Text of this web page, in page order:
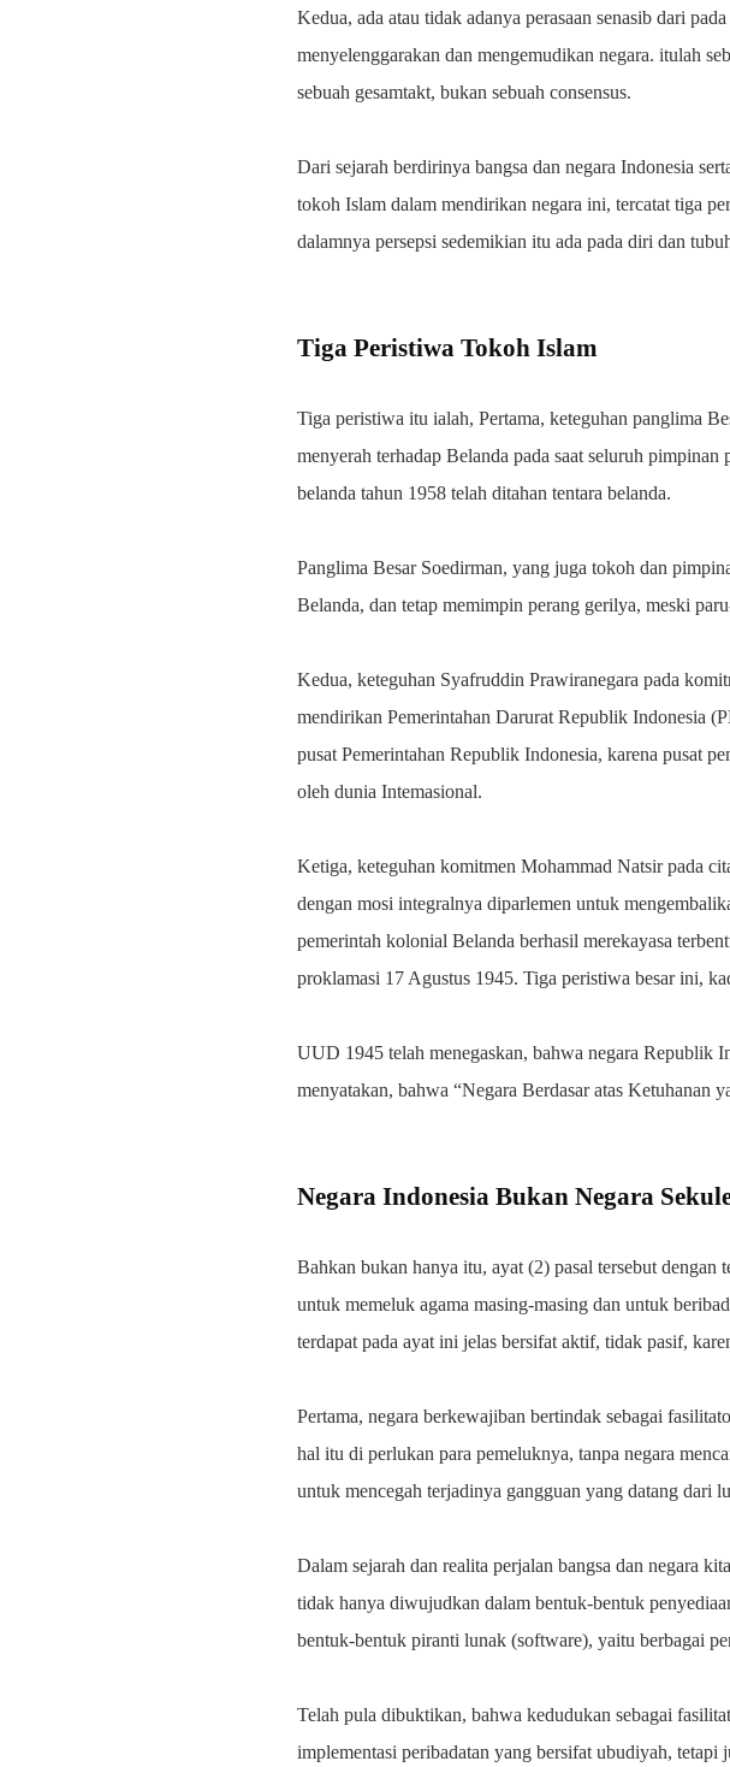
Kedua, ada atau tidak adanya perasaan senasib dari
menyelenggarakan dan mengemudikan negara. itulah
sebuah gesamtakt, bukan sebuah consensus.
Dari sejarah berdirinya bangsa dan negara Indonesia
tokoh Islam dalam mendirikan negara ini, tercatat tiga
dalamnya persepsi sedemikian itu ada pada diri dan
Tiga Peristiwa Tokoh Islam
Tiga peristiwa itu ialah, Pertama, keteguhan panglima
menyerah terhadap Belanda pada saat seluruh
belanda tahun 1958 telah ditahan tentara belanda.
Panglima Besar Soedirman, yang juga tokoh dan
Belanda, dan tetap memimpin perang gerilya, meski
Kedua, keteguhan Syafruddin Prawiranegara pada
mendirikan Pemerintahan Darurat Republik Indonesia
pusat Pemerintahan Republik Indonesia, karena pusat
oleh dunia Intemasional.
Ketiga, keteguhan komitmen Mohammad Natsir pada
dengan mosi integralnya diparlemen untuk
pemerintah kolonial Belanda berhasil merekayasa
proklamasi 17 Agustus 1945. Tiga peristiwa besar ini,
UUD 1945 telah menegaskan, bahwa negara Republik
menyatakan, bahwa “Negara Berdasar atas Ketuhanan
Negara Indonesia Bukan Negara
Bahkan bukan hanya itu, ayat (2) pasal tersebut
untuk memeluk agama masing-masing dan untuk
terdapat pada ayat ini jelas bersifat aktif, tidak pasif,
Pertama, negara berkewajiban bertindak sebagai
hal itu di perlukan para pemeluknya, tanpa negara
untuk mencegah terjadinya gangguan yang datang dari
Dalam sejarah dan realita perjalan bangsa dan negara
tidak hanya diwujudkan dalam bentuk-bentuk
bentuk-bentuk piranti lunak (software), yaitu berbagai
Telah pula dibuktikan, bahwa kedudukan sebagai
implementasi peribadatan yang bersifat ubudiyah, tetapi